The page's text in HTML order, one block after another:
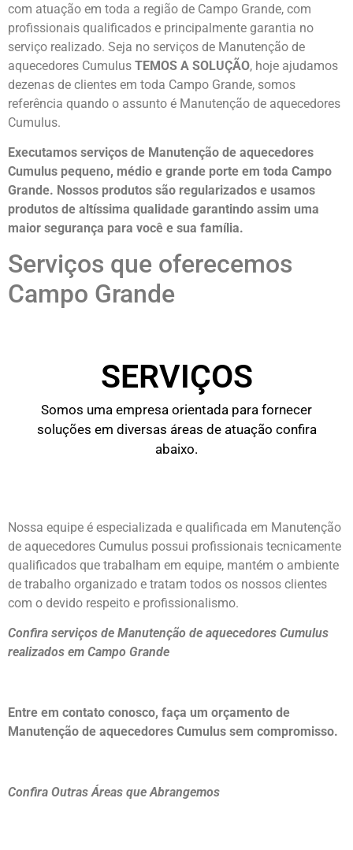
com atuação em toda a região de Campo Grande, com
profissionais qualificados e principalmente garantia no
serviço realizado. Seja no serviços de Manutenção de
aquecedores Cumulus TEMOS A SOLUÇÃO, hoje ajudamos
dezenas de clientes em toda Campo Grande, somos
referência quando o assunto é Manutenção de aquecedores
Cumulus.
Executamos serviços de Manutenção de aquecedores
Cumulus pequeno, médio e grande porte em toda Campo
Grande. Nossos produtos são regularizados e usamos
produtos de altíssima qualidade garantindo assim uma
maior segurança para você e sua família.
Serviços que oferecemos
Campo Grande
SERVIÇOS
Somos uma empresa orientada para fornecer
soluções em diversas áreas de atuação confira
abaixo.
Nossa equipe é especializada e qualificada em Manutenção
de aquecedores Cumulus possui profissionais tecnicamente
qualificados que trabalham em equipe, mantém o ambiente
de trabalho organizado e tratam todos os nossos clientes
com o devido respeito e profissionalismo.
Confira serviços de Manutenção de aquecedores Cumulus
realizados em Campo Grande
Entre em contato conosco, faça um orçamento de
Manutenção de aquecedores Cumulus sem compromisso.
Confira Outras Áreas que Abrangemos